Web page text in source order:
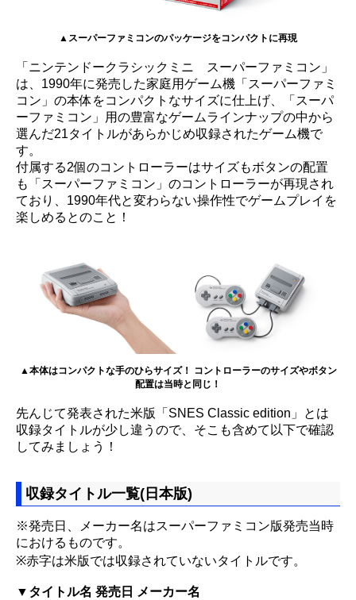
▲スーパーファミコンのパッケージをコンパクトに再現
「ニンテンドークラシックミニ スーパーファミコン」
は、1990年に発売した家庭用ゲーム機「スーパーファミ
コン」の本体をコンパクトなサイズに仕上げ、「スーパ
ーファミコン」用の豊富なゲームラインナップの中から
選んだ21タイトルがあらかじめ収録されたゲーム機で
す。
付属する2個のコントローラーはサイズもボタンの配置
も「スーパーファミコン」のコントローラーが再現され
ており、1990年代と変わらない操作性でゲームプレイを
楽しめるとのこと！
▲本体はコンパクトな手のひらサイズ！ コントローラーのサイズやボタン
配置は当時と同じ！
先んじて発表された米版「SNES Classic edition」とは
収録タイトルが少し違うので、そこも含めて以下で確認
してみましょう！
収録タイトル一覧(日本版)
※発売日、メーカー名はスーパーファミコン版発売当時
におけるものです。
※赤字は米版では収録されていないタイトルです。
▼タイトル名 発売日 メーカー名